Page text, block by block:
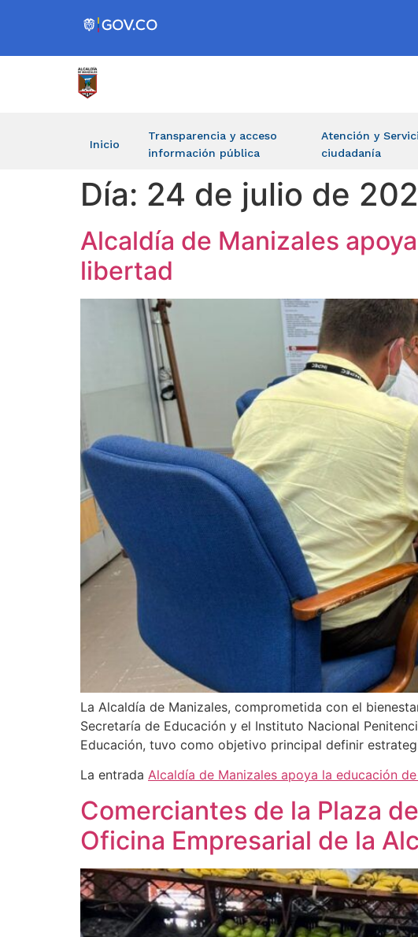
Inicio
Transparencia y acceso
información pública
Atención y
ciudadanía
Día: 24 de julio de
Alcaldía de Manizales
libertad
La Alcaldía de Manizales, comprometida con el
Secretaría de Educación y el Instituto Nacional
Educación, tuvo como objetivo principal definir
La entrada Alcaldía de Manizales apoya la educación
Comerciantes de la Plaza
Oficina Empresarial de la